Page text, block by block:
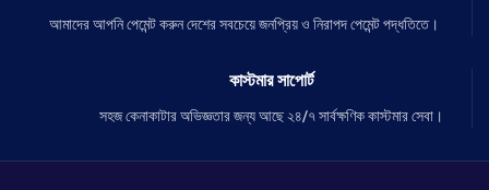
আমাদের আপনি পেমেন্ট করুন দেশের সবচেয়ে জনপ্রিয় ও নিরাপদ পেমেন্ট পদ্ধতিতে।
কাস্টমার সাপোর্ট
সহজ কেনাকাটার অভিজ্ঞতার জন্য আছে ২৪/৭ সার্বক্ষণিক কাস্টমার সেবা।